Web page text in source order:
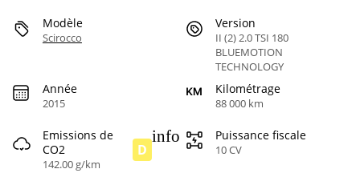
Modèle
Scirocco
Version
II (2) 2.0 TSI 180
BLUEMOTION
TECHNOLOGY
Année
2015
Kilométrage
88 000 km
Emissions de
CO2
142.00 g/km
D
info Puissance fiscale
10 CV